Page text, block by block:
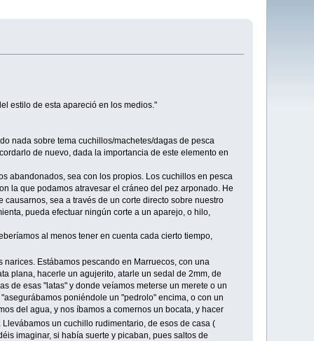
estilo de esta apareció en los medios."
nada sobre tema cuchillos/machetes/dagas de pesca
de nuevo, dada la importancia de este elemento en
abandonados, sea con los propios. Los cuchillos en pesca
la que podamos atravesar el cráneo del pez arponado. He
sea a través de un corte directo sobre nuestro
pueda efectuar ningún corte a un aparejo, o hilo,
al menos tener en cuenta cada cierto tiempo,
Estábamos pescando en Marruecos, con una
plana, hacerle un agujerito, atarle un sedal de 2mm, de
de esas "latas" y donde veíamos meterse un merete o un
poniéndole un "pedrolo" encima, o con un
del agua, y nos íbamos a comernos un bocata, y hacer
un cuchillo rudimentario, de esos de casa (
imaginar, si había suerte y picaban, pues saltos de